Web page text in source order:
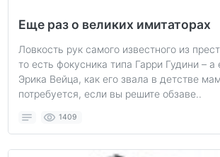
Еще раз о великих имитаторах
Ловкость рук самого известного из
то есть фокусника типа Гарри Гудини – а
Эрика Вейца, как его звала в детстве
потребуется, если вы решите обзаве..
1409